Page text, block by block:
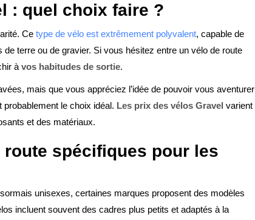
: quel choix faire ?
Ce type de vélo est extrêmement polyvalent, capable de
terre ou de gravier. Si vous hésitez entre un vélo de route
à vos habitudes de sortie.
mais que vous appréciez l’idée de pouvoir vous aventurer
le choix idéal. Les prix des vélos Gravel varient
et des matériaux.
spécifiques pour les
unisexes, certaines marques proposent des modèles
incluent souvent des cadres plus petits et adaptés à la